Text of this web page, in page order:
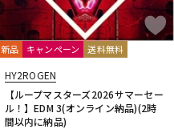
新品 キャンペーン 送料無料
HY2ROGEN
【ループマスターズ2026サマーセー
ル！】EDM 3(オンライン納品)(2時
間以内に納品)